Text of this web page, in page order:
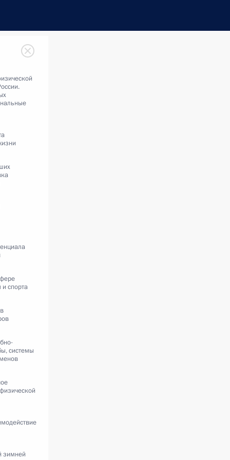
спорта
системы
зимней